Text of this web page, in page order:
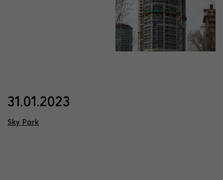
31.01.2023
Sky Park